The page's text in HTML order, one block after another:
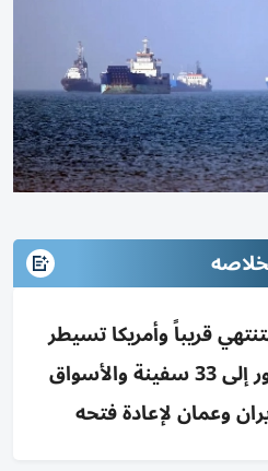
قريباً وأمريكا تسيطر
على هرمز؛ تراجع العبور إلى 33 سفينة والأسواق
وعمان لإعادة فتحه